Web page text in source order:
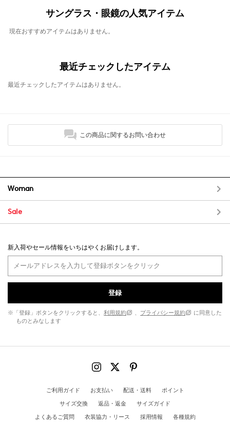
サングラス・眼鏡の人気アイテム
現在おすすめアイテムはありません。
最近チェックしたアイテム
最近チェックしたアイテムはありません。
この商品に関するお問い合わせ
Woman
Sale
新入荷やセール情報をいちはやくお届けします。
登録
※「登録」ボタンをクリックすると、 利用規約 、 プライバシー規約
に同意した
ものとみなします
ご利用ガイド お支払い 配送・送料
ポイント
サイズ交換
返品・返金
サイズガイド
よくあるご質問
衣装協力・リース 採用情報 各種規約